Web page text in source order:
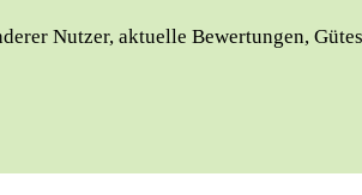
⁣Nutzer, aktuelle ‍Bewertungen,